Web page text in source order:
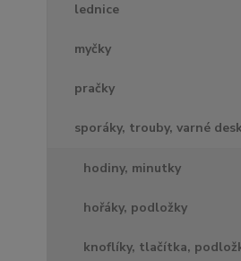
lednice
myčky
pračky
sporáky, trouby, varné
hodiny, minutky
hořáky, podložky
knoflíky, tlačítka,